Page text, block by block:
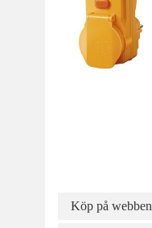
Köp på webben